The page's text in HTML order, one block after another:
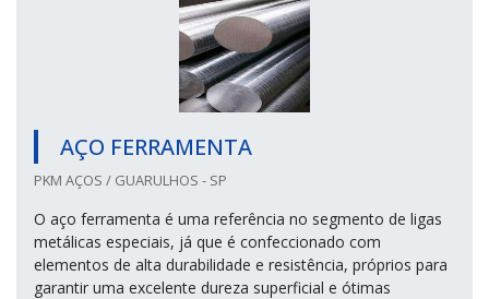
AÇO FERRAMENTA
PKM AÇOS / GUARULHOS - SP
O aço ferramenta é uma referência no segmento de ligas
metálicas especiais, já que é confeccionado com
elementos de alta durabilidade e resistência, próprios para
garantir uma excelente dureza superficial e ótimas